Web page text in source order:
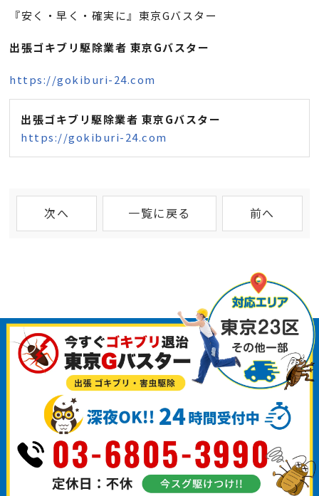
『安く・早く・確実に』東京Gバスター
出張ゴキブリ駆除業者 東京Gバスター
https://gokiburi-24.com
出張ゴキブリ駆除業者 東京Gバスター
https://gokiburi-24.com
次へ 一覧に戻る 前へ